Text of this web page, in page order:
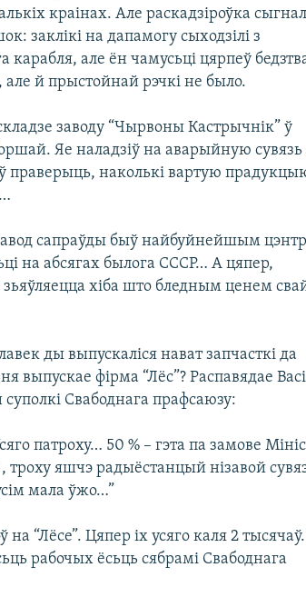
краінах. Але раскадзіроўка
заклікі на дапамогу сыходзілі з
карабля, але ён чамусьці цярпеў
й прыстойнай рэчкі не было.
заводу “Чырвоны Кастрычнік” ў
Яе наладзіў на аварыйную сувязь
праверыць, наколькі вартую
сапраўды быў найбуйнейшым
на абсягах былога СССР… А цяпер,
хіба што бледным ценем
ды выпускаліся нават запчасткі да
выпускае фірма “Лёс”? Распавядае
Свабоднага прафсаюзу:
патроху… 50 % – гэта па замове
троху яшчэ радыёстанцый нізавой
мала ўжо…”
“Лёсе”. Цяпер іх усяго каля 2
рабочых ёсьць сябрамі Свабоднага